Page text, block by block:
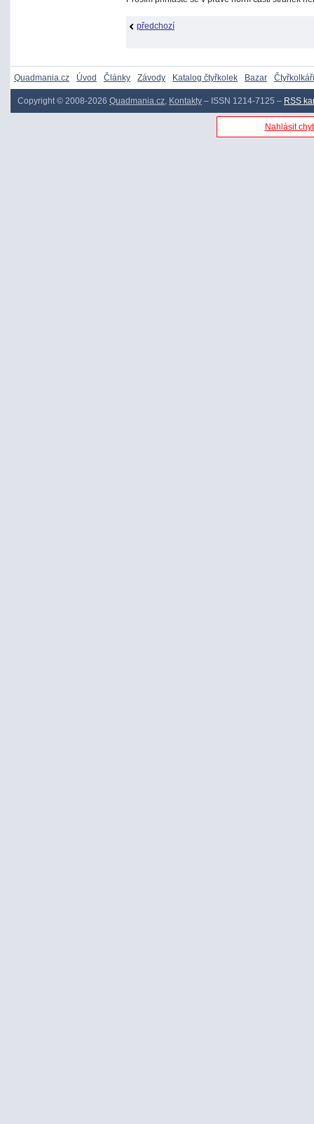
předchozí
Quadmania.cz Úvod Články Závody Katalog čtyřkolek Bazar Čtyřkolkáři
Copyright © 2008-2026 Quadmania.cz, Kontakty – ISSN 1214-7125 – RSS
Nahlásit